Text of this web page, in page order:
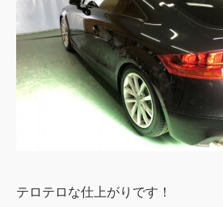
テロテロな仕上がりです！